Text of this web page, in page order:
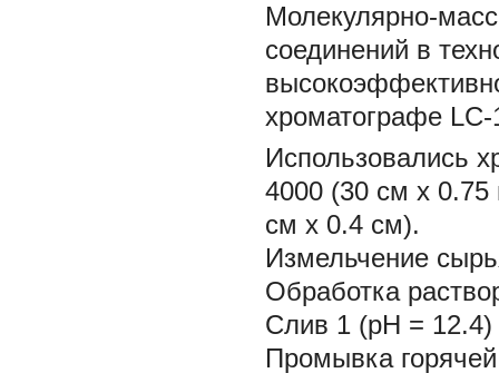
Молекулярно-
соединений в
хроматографе LC-
Использовались
4000 (30 см х 0.75
см х 0.4 см).
Измельчение
Обработка
Слив 1 (рН = 12.4)
Промывка